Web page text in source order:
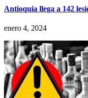
Antioquia llega a 142
enero 4, 2024